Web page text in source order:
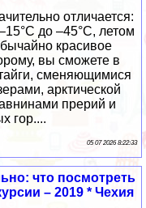
отличается:
до –45°C, летом
красивое
вы сможете в
сменяющимися
арктической
прерий и
гор....
05 07 2026 8:22:33
что посмотреть
– 2019 * Чехия